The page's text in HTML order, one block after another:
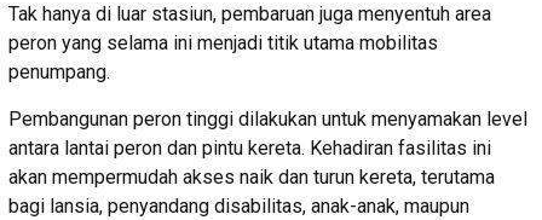
Tak hanya di luar stasiun, pembaruan juga menyentuh area
peron yang selama ini menjadi titik utama mobilitas
penumpang.
Pembangunan peron tinggi dilakukan untuk menyamakan level
antara lantai peron dan pintu kereta. Kehadiran fasilitas ini
akan mempermudah akses naik dan turun kereta, terutama
bagi lansia, penyandang disabilitas, anak-anak, maupun